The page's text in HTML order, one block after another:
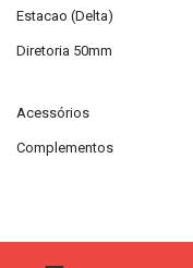
Estacao (Delta)
Diretoria 50mm
Acessórios
Complementos